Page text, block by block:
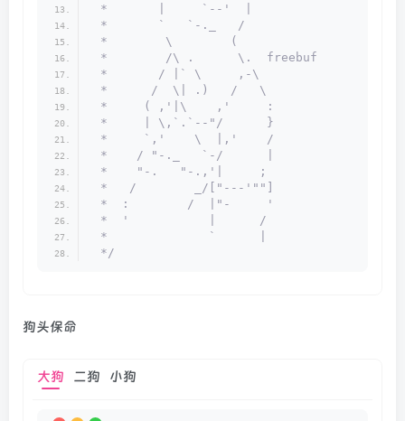
*       |     `--'  |
*       `   `-._   /
*        \        (
*        /\ .      \.  freebuf
*       / |` \     ,-\
*      /  \| .)   /   \
*     ( ,'|\    ,'     :
*     | \,`.`--"/      }
*     `,'    \  |,'    /
*    / "-._   `-/      |
*    "-.   "-.,'|     ;
*   /        _/["---'""]
*  :        /  |"-     '
*  '           |      /
*              `      |
*/
狗头保命
大狗 二狗 小狗